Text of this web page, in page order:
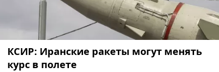
КСИР: Иранские ракеты могут менять
курс в полете